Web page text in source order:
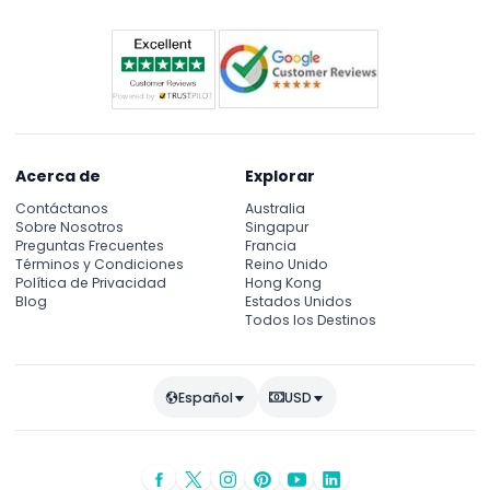
Acerca de
Contáctanos
Sobre Nosotros
Preguntas Frecuentes
Términos y Condiciones
Política de Privacidad
Blog
Explorar
Australia
Singapur
Francia
Reino Unido
Hong Kong
Estados Unidos
Todos los Destinos
Español USD